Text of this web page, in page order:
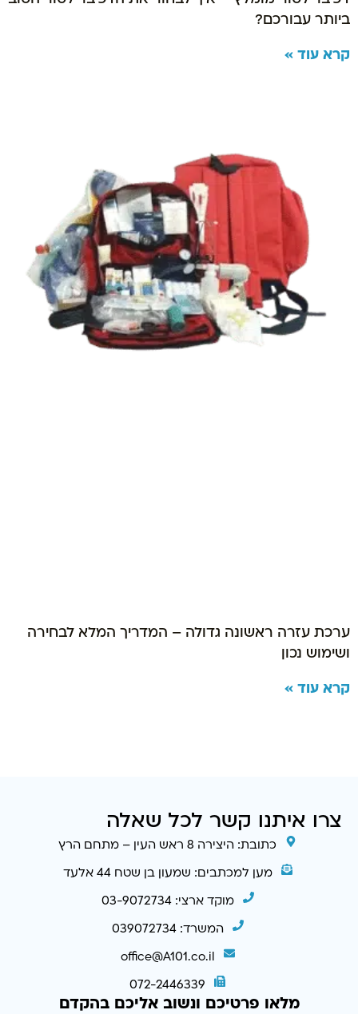
ביותר עבורכם?
קרא עוד »
ערכת עזרה ראשונה גדולה – המדריך המלא לבחירה
ושימוש נכון
קרא עוד »
צרו איתנו קשר לכל שאלה
כתובת: היצירה 8 ראש העין – מתחם הרץ
מען למכתבים: שמעון בן שטח 44 אלעד
מוקד ארצי: 03-9072734
המשרד: 039072734
office@A101.co.il
072-2446339
מלאו פרטיכם ונשוב אליכם בהקדם